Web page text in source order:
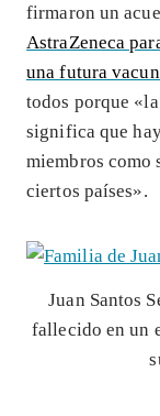
firmaron un
AstraZeneca
una futura
todos porque
significa que
miembros como
ciertos países».
Juan Santos
fallecido en un